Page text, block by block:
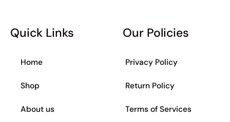
c
e
b
o
s k
t
o
k
Quick Links
Home
Shop
About us
Our Policies
Privacy Policy
Return Policy
Terms of Services